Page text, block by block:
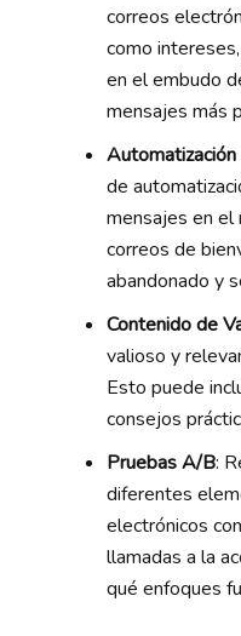
correos
como
en el embudo
mensajes más
de
mensajes en el
correos de
abandonado y
Contenido de
valioso y
Esto puede
consejos
Pruebas A/B:
diferentes
electrónicos
llamadas a la
qué enfoques